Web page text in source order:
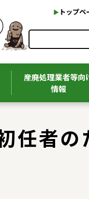
本文へ
トップペ
産廃処理業者等向
情報
任者の